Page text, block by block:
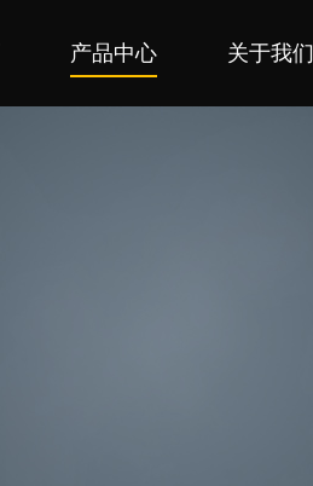
产品中心 关于我们